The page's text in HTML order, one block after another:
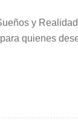
y
quienes
y paisajes
un valor desde